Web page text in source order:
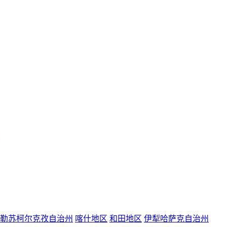
苏柯尔克孜自治州 喀什地区 和田地区 伊犁哈萨克自治州